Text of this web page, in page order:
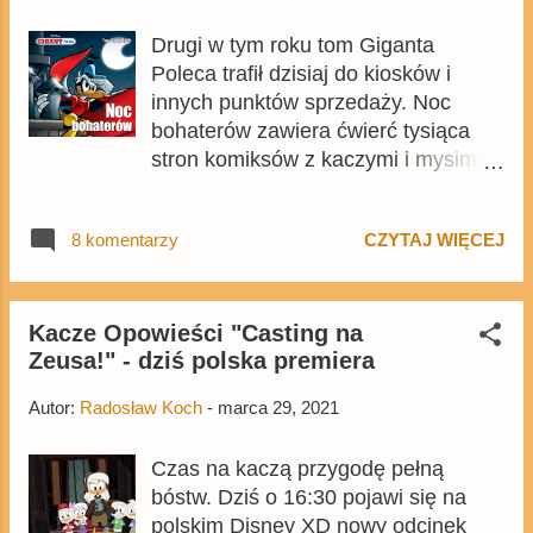
a także nawiązań do historii Barksa,
Rosy, a nawet Scarpy. Tuż przed
premierą epizodu w USA
zaprezentowano poniższy plakat,
który częściowo może sugerować,
zostanie wyemitowana dziś o 20:00.
Na tym nie kończy się emisja
nowych przygód kaczek, ponieważ
kolejne odcinki będą pojawić się
codziennie aż do czwartku, o czym
pojawi się Matylda McKwacz, nie
Drugi w tym roku tom Giganta
Poleca trafił dzisiaj do kiosków i
innych punktów sprzedaży. Noc
bohaterów zawiera ćwierć tysiąca
stron komiksów z kaczymi i mysimi
dostępny także na Egmont.pl .
wydania niemieckiego Lustiges
Taschenbuch .
8 komentarzy CZYTAJ WIĘCEJ
Kacze Opowieści "Casting na
Zeusa!" - dziś polska premiera
Autor: Radosław Koch - marca 29, 2021
Czas na kaczą przygodę pełną
bóstw. Dziś o 16:30 pojawi się na
polskim Disney XD nowy odcinek